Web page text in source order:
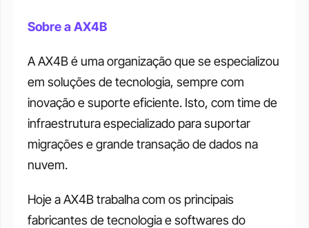
Sobre a AX4B
A AX4B é uma organização que se especializou
em soluções de tecnologia, sempre com
inovação e suporte eficiente. Isto, com time de
infraestrutura especializado para suportar
migrações e grande transação de dados na
nuvem.
Hoje a AX4B trabalha com os principais
fabricantes de tecnologia e softwares do